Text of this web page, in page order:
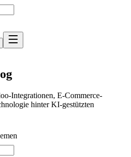
Integrationen, E-Commerce-
hinter KI-gestützten